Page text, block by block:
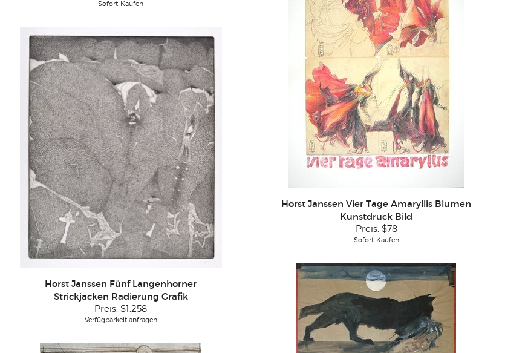
Sofort-Kaufen
Horst Janssen Fünf Langenhorner
Strickjacken Radierung Grafik
Preis:$1.258
Verfügbarkeit anfragen
Horst Janssen Vier Tage Amaryllis Blumen
Kunstdruck Bild
Preis: $78
Sofort-Kaufen